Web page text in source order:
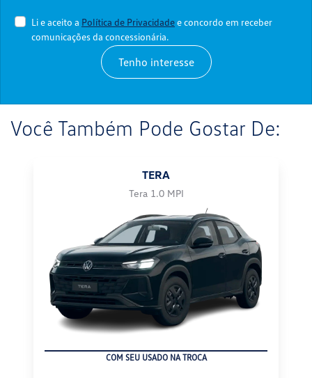
Li e aceito a Política de Privacidadee concordo em receber
comunicações da concessionária.
Tenho interesse
Você Também Pode Gostar De:
TERA
Tera 1.0 MPI
COM SEU USADO NA TROCA